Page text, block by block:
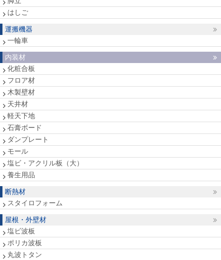
はしご
運搬機器
一輪車
内装材
化粧合板
フロア材
木製壁材
天井材
軽天下地
石膏ボード
ダンプレート
モール
塩ビ・アクリル板（大）
養生用品
断熱材
スタイロフォーム
屋根・外壁材
塩ビ波板
ポリカ波板
丸波トタン